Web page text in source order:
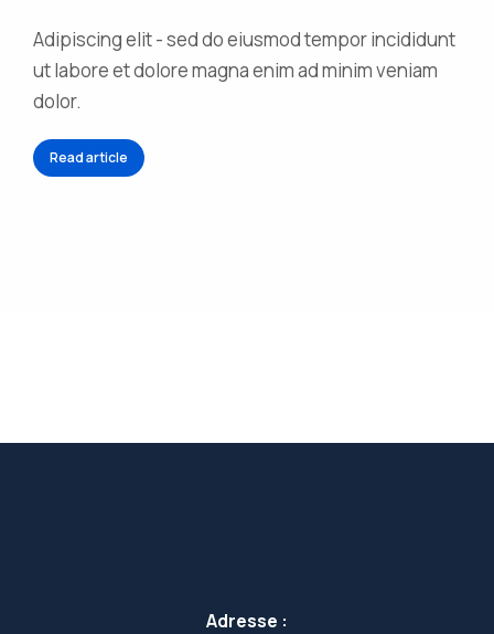
Adipiscing elit - sed do eiusmod tempor incididunt
ut labore et dolore magna enim ad minim veniam
dolor.
Read article
Adresse :